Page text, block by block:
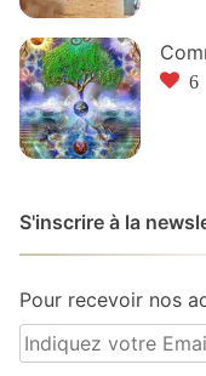
6
S'inscrire à la
Pour recevoir nos